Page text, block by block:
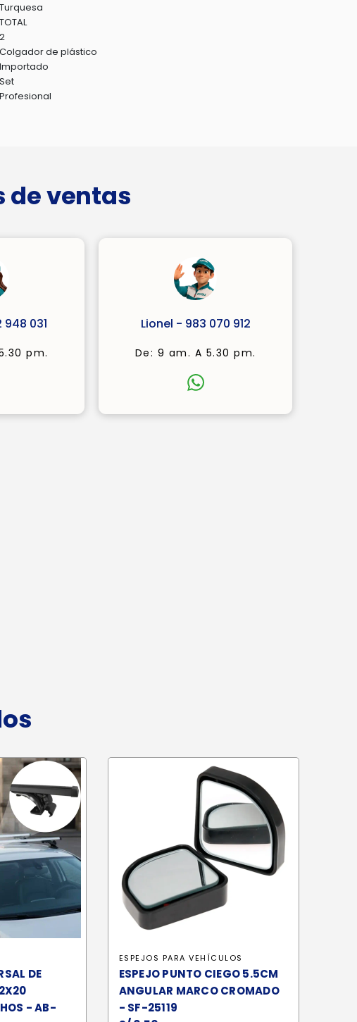
Turquesa
TOTAL
2
Colgador de plástico
Importado
Set
Profesional
de ventas
031
pm.
Lionel - 983 070 912
De: 9 am. A 5.30 pm.
DE
- AB-
ESPEJOS PARA VEHÍCULOS
ESPEJO PUNTO CIEGO 5.5CM
ANGULAR MARCO CROMADO
- SF-25119